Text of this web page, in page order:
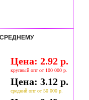
Цена: 2.92 р.
крупный опт от 100 000 р.
Цена: 3.12 р.
средний опт от 50 000 р.